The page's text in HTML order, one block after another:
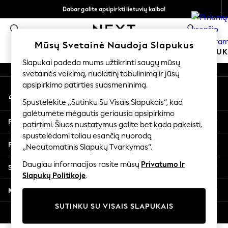
Dabar galite apsipirkti lietuvių kalba!
Greičiau ir saugiau,
0
MOKYKLINĖ APRANGA MERGAITĖMS
SCHOOLWEAR
All Boys Schoolwear
Shoes
Trousers
Shorts
Shirts
Polo Shirts
Sweatshirts & Jumpers
Coats & Jackets
Underwear
Multipacks
All Boys Sport & Swimwear
An error occurred on client
Mūsų socialiniai tinklai
Mano paskyra
Prisijunkite prie savo paskyros
Pagalba
Privatumas ir teisinė informacija
Skyriai
Kitos paslaugos
Mūsų Svetainė Naudoja Slapukus
Slapukai padeda mums užtikrinti saugų mūsų
svetainės veikimą, nuolatinį tobulinimą ir jūsų
apsipirkimo patirties suasmeninimą.
Spustelėkite „Sutinku Su Visais Slapukais“, kad
galėtumėte mėgautis geriausia apsipirkimo
patirtimi. Šiuos nustatymus galite bet kada pakeisti,
spustelėdami toliau esančią nuorodą
„Neautomatinis Slapukų Tvarkymas“.
Daugiau informacijos rasite mūsų Privatumo Ir
Slapukų Politikoje.
SUTINKU SU VISAIS SLAPUKAIS